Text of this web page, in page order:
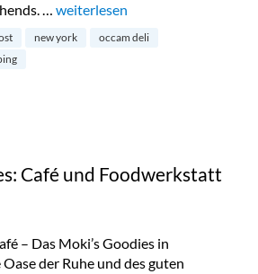
… „Occam Deli: Delikatessen in
weiterlesen
new york
occam deli
Café und Foodwerkstatt
– Das Moki’s Goodies in
der Ruhe und des guten